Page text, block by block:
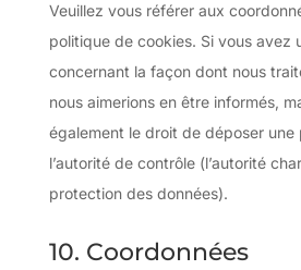
Veuillez vous référer aux
politique de cookies. Si vous avez
concernant la façon dont nous
nous aimerions en être informés,
également le droit de déposer une
l’autorité de contrôle (l’autorité
protection des données).
10. Coordonnées